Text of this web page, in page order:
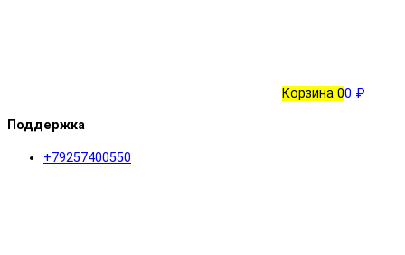
Корзина 00 ₽
Поддержка
+79257400550